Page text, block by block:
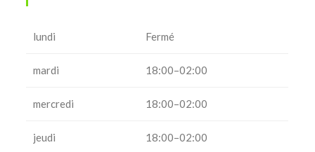
lundi Fermé
mardi 18:00–02:00
mercredi 18:00–02:00
jeudi 18:00–02:00